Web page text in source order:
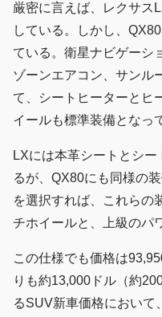
厳密に言えば、レクサス
している。しかし、
ている。衛星ナビゲーシ
ゾーンエアコン、サンル
て、シートヒーターとヒ
イールも標準装備となっ
LXには本革シートとシ
るが、QX80にも同様の
を選択すれば、これらの
チホイールと、上級のパ
この仕様でも価格は
りも約13,000ドル（約
るSUV新車価格において